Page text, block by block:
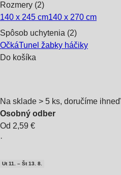
Rozmery (2)
140 x 245 cm140 x 270 cm
Spôsob uchytenia (2)
OčkáTunel žabky háčiky
Do košíka
Na sklade > 5 ks, doručíme ihneď
Osobný odber
Od 2,59 €
·
Ut 11. – Št 13. 8.